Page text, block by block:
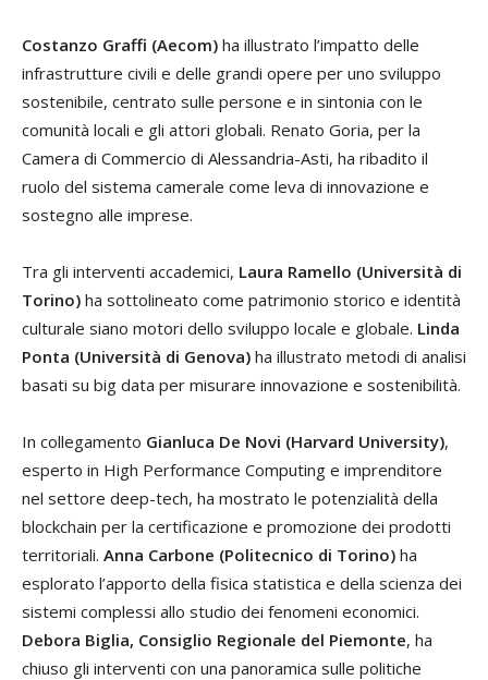
Costanzo Graffi (Aecom) ha illustrato l’impatto delle
infrastrutture civili e delle grandi opere per uno sviluppo
sostenibile, centrato sulle persone e in sintonia con le
comunità locali e gli attori globali. Renato Goria, per la
Camera di Commercio di Alessandria-Asti, ha ribadito il
ruolo del sistema camerale come leva di innovazione e
sostegno alle imprese.
Tra gli interventi accademici, Laura Ramello (Università di
Torino) ha sottolineato come patrimonio storico e identità
culturale siano motori dello sviluppo locale e globale. Linda
Ponta (Università di Genova) ha illustrato metodi di analisi
basati su big data per misurare innovazione e sostenibilità.
In collegamento Gianluca De Novi (Harvard University),
esperto in High Performance Computing e imprenditore
nel settore deep-tech, ha mostrato le potenzialità della
blockchain per la certificazione e promozione dei prodotti
territoriali. Anna Carbone (Politecnico di Torino) ha
esplorato l’apporto della fisica statistica e della scienza dei
sistemi complessi allo studio dei fenomeni economici.
Debora Biglia, Consiglio Regionale del Piemonte, ha
chiuso gli interventi con una panoramica sulle politiche